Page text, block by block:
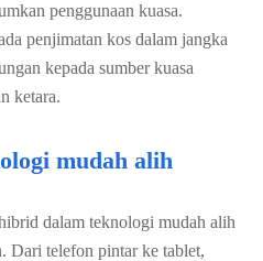
penggunaan kuasa.
penjimatan kos dalam jangka
kepada sumber kuasa
ketara.
mudah alih
dalam teknologi mudah alih
Dari telefon pintar ke tablet,